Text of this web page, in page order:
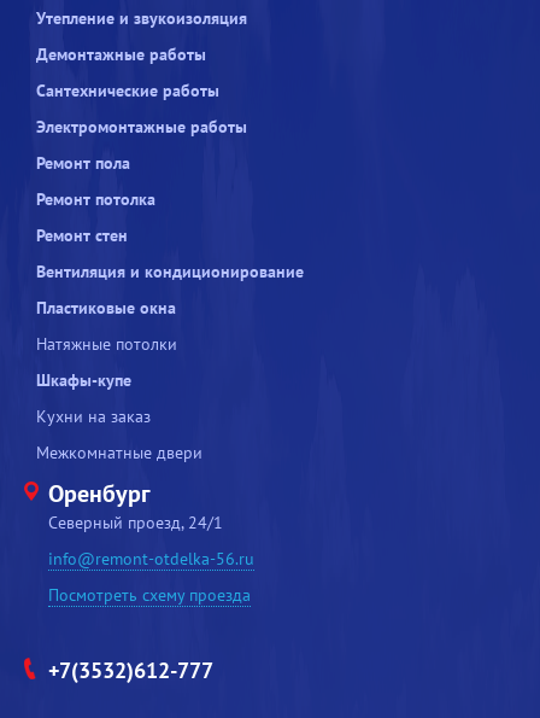
Утепление и звукоизоляция
Демонтажные работы
Сантехнические работы
Электромонтажные работы
Ремонт пола
Ремонт потолка
Ремонт стен
Вентиляция и кондиционирование
Пластиковые окна
Натяжные потолки
Шкафы-купе
Кухни на заказ
Межкомнатные двери
Оренбург
Северный проезд, 24/1
info@remont-otdelka-56.ru
Посмотреть схему проезда
+7(3532)612-777